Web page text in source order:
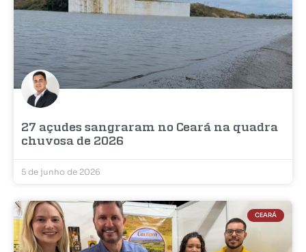
27 açudes sangraram no Ceará na quadra
chuvosa de 2026
5 de junho de 2026
CEARÁ